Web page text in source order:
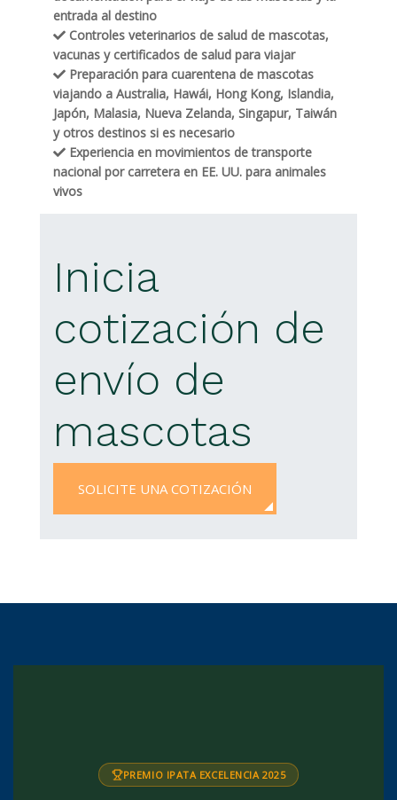
entrada al destino
Controles veterinarios de salud de mascotas,
vacunas y certificados de salud para viajar
Preparación para cuarentena de mascotas
viajando a Australia, Hawái, Hong Kong, Islandia,
Japón, Malasia, Nueva Zelanda, Singapur, Taiwán
y otros destinos si es necesario
Experiencia en movimientos de transporte
nacional por carretera en EE. UU. para animales
vivos
Inicia
cotización de
envío de
mascotas
SOLICITE UNA COTIZACIÓN
PREMIO IPATA EXCELENCIA 2025